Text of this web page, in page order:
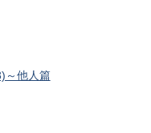
～他人篇